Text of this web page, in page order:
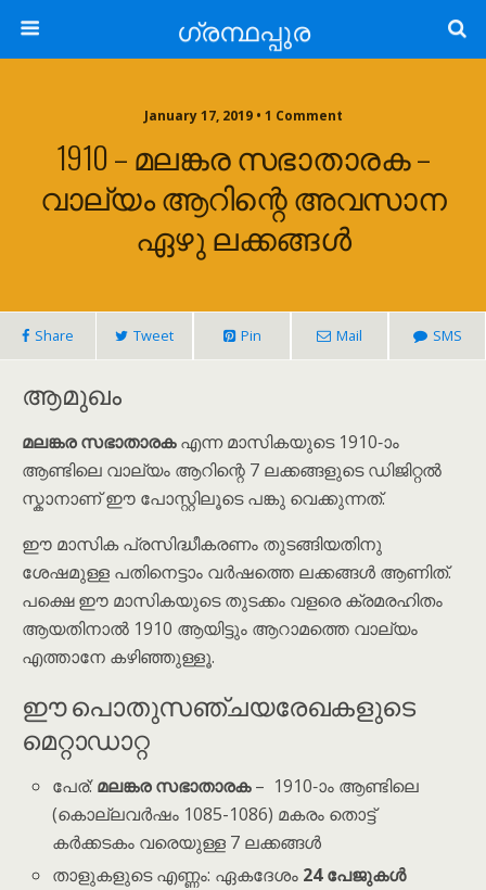
ഗ്രന്ഥപ്പുര
January 17, 2019 • 1 Comment
1910 – മലങ്കര സഭാതാരക –
വാല്യം ആറിന്റെ അവസാന
ഏഴു ലക്കങ്ങൾ
Share Tweet Pin Mail SMS
ആമുഖം
മലങ്കര സഭാതാരകഎന്ന മാസികയുടെ 1910-ാം
ആണ്ടിലെ വാല്യം ആറിന്റെ 7 ലക്കങ്ങളുടെ ഡിജിറ്റൽ
സ്കാനാണ് ഈ പോസ്റ്റിലൂടെ പങ്കു വെക്കുന്നത്.
ഈ മാസിക പ്രസിദ്ധീകരണം തുടങ്ങിയതിനു
ശേഷമുള്ള പതിനെട്ടാം വർഷത്തെ ലക്കങ്ങൾ ആണിത്.
പക്ഷെ ഈ മാസികയുടെ തുടക്കം വളരെ ക്രമരഹിതം
ആയതിനാൽ 1910 ആയിട്ടും ആറാമത്തെ വാല്യം
എത്താനേ കഴിഞ്ഞുള്ളൂ.
ഈ പൊതുസഞ്ചയരേഖകളുടെ
മെറ്റാഡാറ്റ
പേര്:മലങ്കര സഭാതാരക– 1910-ാം ആണ്ടിലെ
(കൊല്ലവർഷം 1085-1086) മകരം തൊട്ട്
കർക്കടകം വരെയുള്ള 7 ലക്കങ്ങൾ
താളുകളുടെ എണ്ണം: ഏകദേശം 24 പേജുകൾ